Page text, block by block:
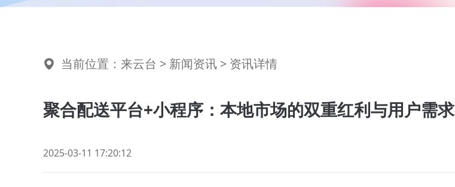
当前位置： 来云台 > 新闻资讯 > 资讯详情
聚合配送平台+小程序：本地市场的双重红利与用户需求
2025-03-11 17:20:12